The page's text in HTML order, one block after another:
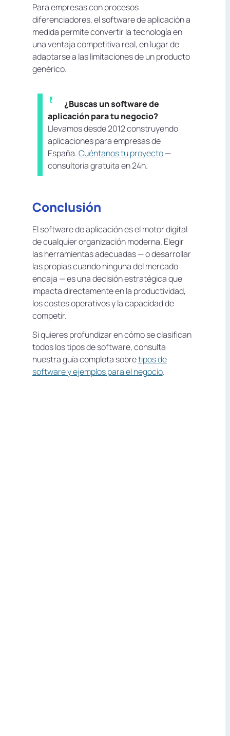
Para empresas con procesos
diferenciadores, el software de aplicación a
medida permite convertir la tecnología en
una ventaja competitiva real, en lugar de
adaptarse a las limitaciones de un producto
genérico.
¿Buscas un software de
aplicación para tu negocio?
Llevamos desde 2012 construyendo
aplicaciones para empresas de
España.Cuéntanos tu proyecto—
consultoría gratuita en 24h.
Conclusión
El software de aplicación es el motor digital
de cualquier organización moderna. Elegir
las herramientas adecuadas — o desarrollar
las propias cuando ninguna del mercado
encaja — es una decisión estratégica que
impacta directamente en la productividad,
los costes operativos y la capacidad de
competir.
Si quieres profundizar en cómo se clasifican
todos los tipos de software, consulta
nuestra guía completa sobretipos de
software y ejemplos para el negocio.